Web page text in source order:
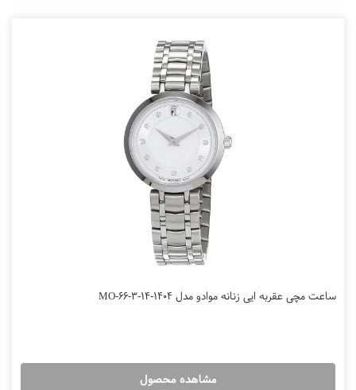
ساعت مچی عقربه ایی زنانه موادو مدل MO-66-3-14-1404
مشاهده محصول